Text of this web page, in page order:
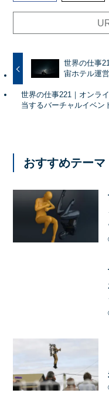
世界の仕事
宙ホテル運
世界の仕事221｜オンラ
当するバーチャルイベン
おすすめテーマ